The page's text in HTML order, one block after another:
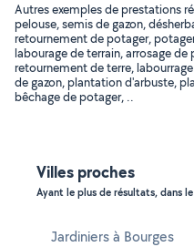
Autres exemples de prestations
pelouse, semis de gazon,
retournement de potager,
labourage de terrain, arrosage
retournement de terre,
de gazon, plantation d'arbuste,
bêchage de potager, ..
Villes proches
Ayant le plus de résultats, dans
Jardiniers à Bourges